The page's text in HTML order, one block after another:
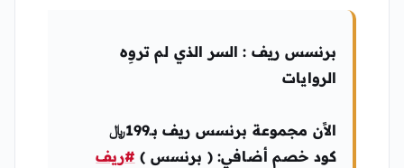
برنسس ريف : السر الذي لم تروِه
الروايات
الاًن مجموعة برنسس ريف بــ199﷼
كود خصم أضافي: ( برنسس ) #ريف